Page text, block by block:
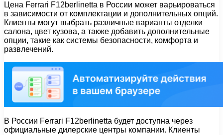
Цена Ferrari F12berlinetta в России может варьироваться
в зависимости от комплектации и дополнительных опций.
Клиенты могут выбрать различные варианты отделки
салона, цвет кузова, а также добавить дополнительные
опции, такие как системы безопасности, комфорта и
развлечений.
В России Ferrari F12berlinetta будет доступна через
официальные дилерские центры компании. Клиенты